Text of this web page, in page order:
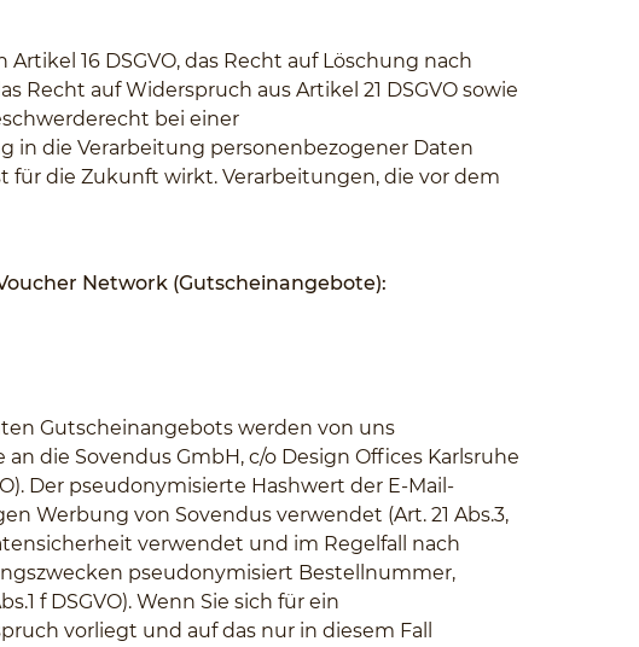
16 DSGVO, das Recht auf Löschung nach
Recht auf Widerspruch aus Artikel 21 DSGVO sowie
bei einer
in die Verarbeitung personenbezogener Daten
für die Zukunft wirkt. Verarbeitungen, die vor dem
Network (Gutscheinangebote):
Gutscheinangebots werden von uns
die Sovendus GmbH, c/o Design Offices Karlsruhe
Der pseudonymisierte Hashwert der E-Mail-
Werbung von Sovendus verwendet (Art. 21 Abs.3,
verwendet und im Regelfall nach
pseudonymisiert Bestellnummer,
f DSGVO). Wenn Sie sich für ein
vorliegt und auf das nur in diesem Fall